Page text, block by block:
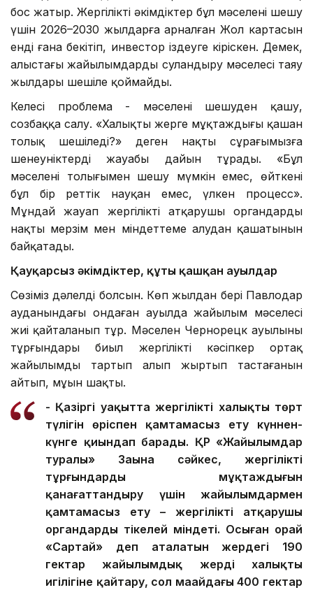
бос жатыр. Жергілікті әкімдіктер бұл мәселені шешу
үшін 2026–2030 жылдарға арналған Жол картасын
енді ғана бекітіп, инвестор іздеуге кіріскен. Демек,
алыстағы жайылымдарды суландыру мәселесі таяу
жылдары шешіле қоймайды.
Келесі проблема - мәселені шешуден қашу,
созбаққа салу. «Халықтың жерге мұқтаждығы қашан
толық шешіледі?» деген нақты сұрағымызға
шенеуніктердің жауабы дайын тұрады. «Бұл
мәселені толығымен шешу мүмкін емес, өйткені
бұл бір реттік науқан емес, үлкен процесс».
Мұндай жауап жергілікті атқарушы органдардың
нақты мерзім мен міндеттеме алудан қашатынын
байқатады.
Қауқарсыз әкімдіктер, құты қашқан ауылдар
Сөзіміз дәлелді болсын. Көп жылдан бері Павлодар
ауданындағы ондаған ауылда жайылым мәселесі
жиі қайталанып тұр. Мәселен Чернорецк ауылының
тұрғындары биыл жергілікті кәсіпкер ортақ
жайылымды тартып алып жыртып тастағанын
айтып, мұңын шақты.
- Қазіргі уақытта жергілікті халықтың төрт
түлігін өріспен қамтамасыз ету күннен-
күнге қиындап барады. ҚР «Жайылымдар
туралы» Заңына сәйкес, жергілікті
тұрғындардың мұқтаждығын
қанағаттандыру үшін жайылымдармен
қамтамасыз ету – жергілікті атқарушы
органдардың тікелей міндеті. Осыған орай
«Сартай» деп аталатын жердегі 190
гектар жайылымдық жерді халықтың
игілігіне қайтару, сол маңайдағы 400 гектар